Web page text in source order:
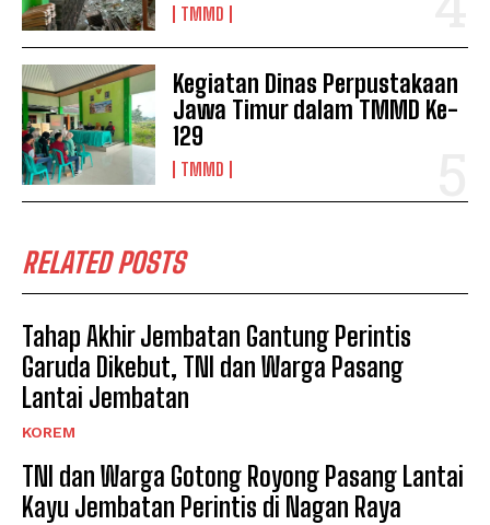
TMMD
Kegiatan Dinas Perpustakaan
Jawa Timur dalam TMMD Ke-
129
TMMD
RELATED POSTS
Tahap Akhir Jembatan Gantung Perintis
Garuda Dikebut, TNI dan Warga Pasang
Lantai Jembatan
KOREM
TNI dan Warga Gotong Royong Pasang Lantai
Kayu Jembatan Perintis di Nagan Raya